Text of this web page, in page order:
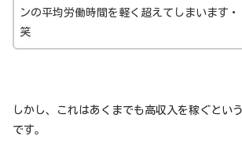
ンの平均労働時間を軽く超えてしまいます・
笑
しかし、これはあくまでも高収入を稼ぐとい
です。